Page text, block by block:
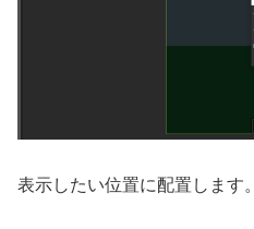
表示したい位置に配置します。